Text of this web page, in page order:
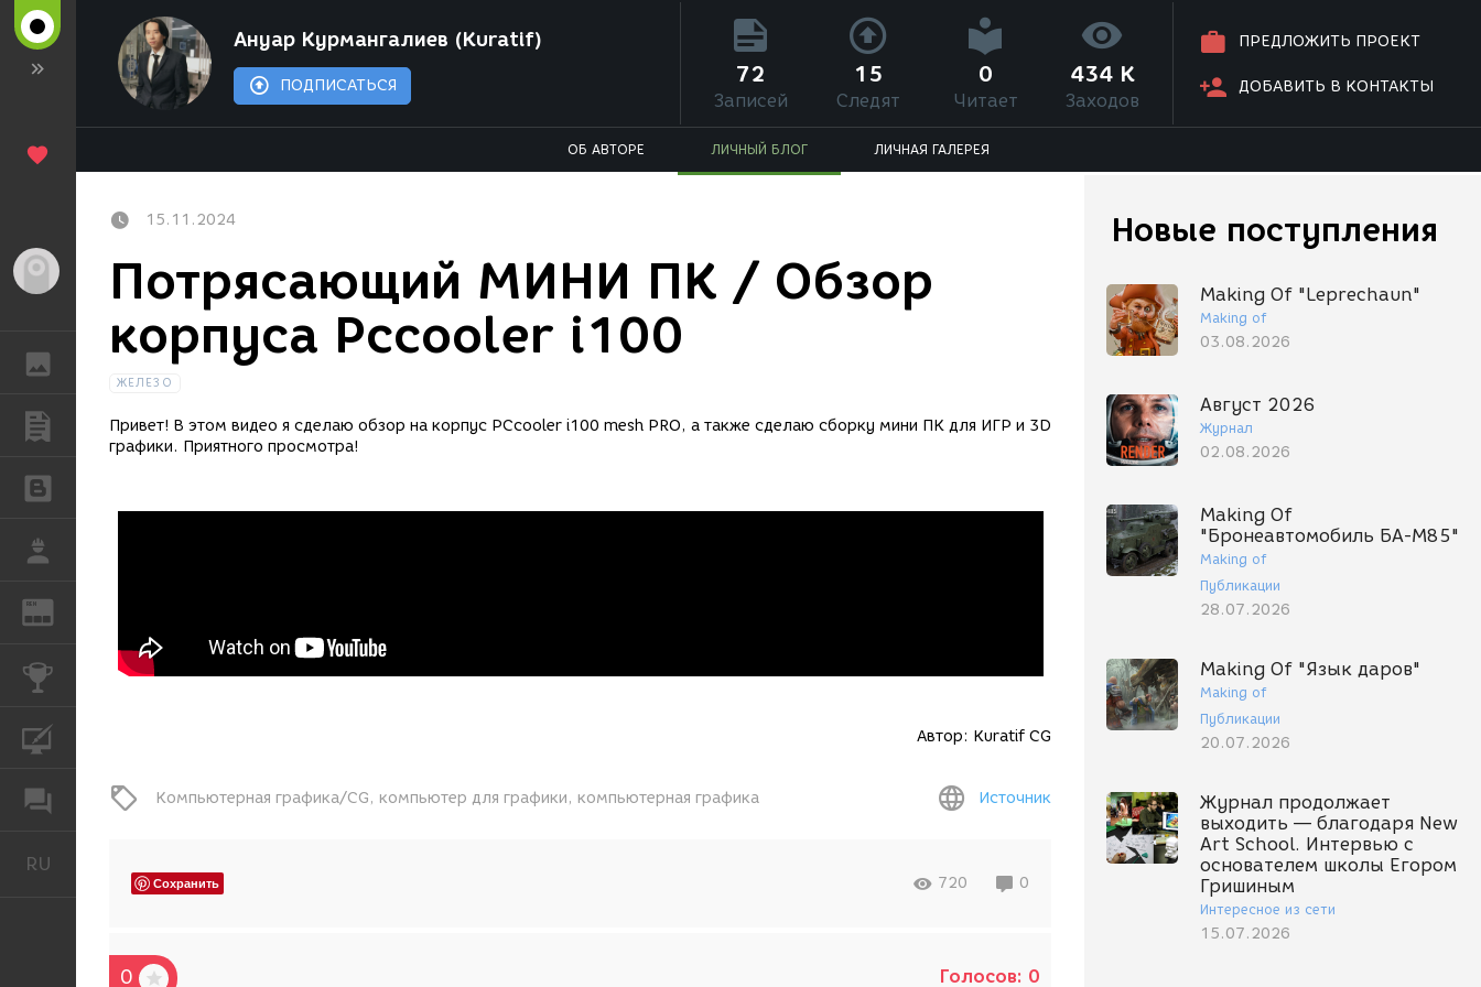
ПУБЛИКАЦИИ
REN
КОНКУРСЫ
ФОРУМ
RU
Ануар Курмангалиев (Kuratif)
ПОДПИСАТЬСЯ
ПРЕДЛОЖИТЬ ПРОЕКТ
ДОБАВИТЬ В КОНТАКТЫ
72
Записей
15
Следят
0
Читает
434 K
Заходов
ОБ АВТОРЕ ЛИЧНЫЙ БЛОГ ЛИЧНАЯ ГАЛЕРЕЯ
Новые поступления
Making Of "Leprechaun"
Making of
03.08.2026
Август 2026
Журнал
02.08.2026
Making Of
"Бронеавтомобиль БА-М85"
Making of
Публикации
28.07.2026
Making Of "Язык даров"
Making of
Публикации
20.07.2026
Журнал продолжает
выходить — благодаря New
Art School. Интервью с
основателем школы Егором
Гришиным
Интересное из сети
15.07.2026
15.11.2024
Потрясающий МИНИ ПК / Обзор
корпуса Pccooler i100
ЖЕЛЕЗО
Привет! В этом видео я сделаю обзор на корпус PCcooler i100 mesh PRO, а также сделаю сборку мини ПК для ИГР и 3D
графики. Приятного просмотра!
Автор: Kuratif CG
Источник
Компьютерная графика/CG компьютер для графики компьютерная графика
Сохранить 720 0
0 Голосов: 0